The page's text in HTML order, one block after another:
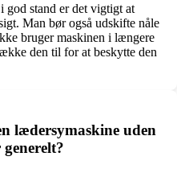
god stand er det vigtigt at
Man bør også udskifte nåle
bruger maskinen i længere
den til for at beskytte den
lædersymaskine uden